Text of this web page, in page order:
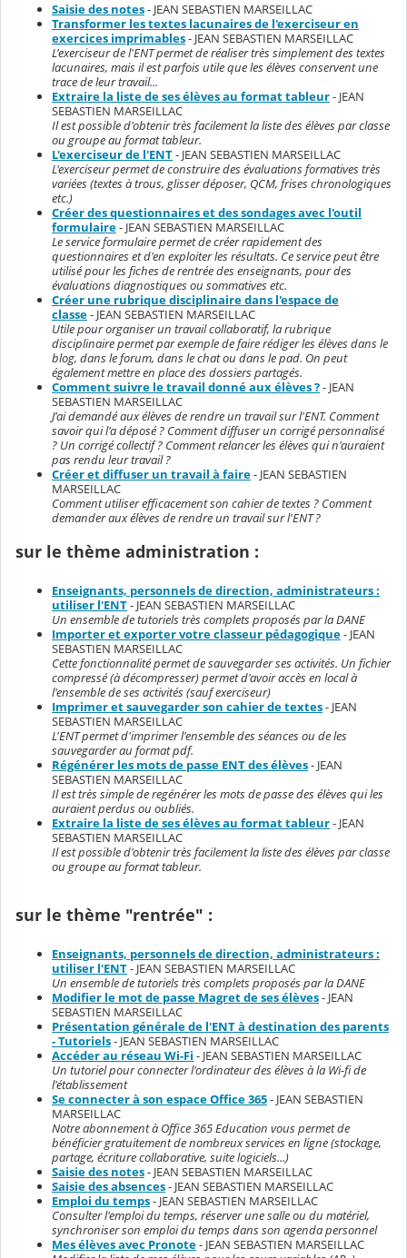
Saisie des notes- JEAN SEBASTIEN MARSEILLAC
Transformer les textes lacunaires de l'exerciseur en
exercices imprimables- JEAN SEBASTIEN MARSEILLAC
L'exerciseur de l'ENT permet de réaliser très simplement des textes
lacunaires, mais il est parfois utile que les élèves conservent une
trace de leur travail...
Extraire la liste de ses élèves au format tableur- JEAN
SEBASTIEN MARSEILLAC
Il est possible d'obtenir très facilement la liste des élèves par classe
ou groupe au format tableur.
L'exerciseur de l'ENT- JEAN SEBASTIEN MARSEILLAC
L'exerciseur permet de construire des évaluations formatives très
variées (textes à trous, glisser déposer, QCM, frises chronologiques
etc.)
Créer des questionnaires et des sondages avec l'outil
formulaire- JEAN SEBASTIEN MARSEILLAC
Le service formulaire permet de créer rapidement des
questionnaires et d'en exploiter les résultats. Ce service peut être
utilisé pour les fiches de rentrée des enseignants, pour des
évaluations diagnostiques ou sommatives etc.
Créer une rubrique disciplinaire dans l'espace de
classe- JEAN SEBASTIEN MARSEILLAC
Utile pour organiser un travail collaboratif, la rubrique
disciplinaire permet par exemple de faire rédiger les élèves dans le
blog, dans le forum, dans le chat ou dans le pad. On peut
également mettre en place des dossiers partagés.
Comment suivre le travail donné aux élèves ?- JEAN
SEBASTIEN MARSEILLAC
J'ai demandé aux élèves de rendre un travail sur l'ENT. Comment
savoir qui l'a déposé ? Comment diffuser un corrigé personnalisé
? Un corrigé collectif ? Comment relancer les élèves qui n'auraient
pas rendu leur travail ?
Créer et diffuser un travail à faire- JEAN SEBASTIEN
MARSEILLAC
Comment utiliser efficacement son cahier de textes ? Comment
demander aux élèves de rendre un travail sur l'ENT ?
sur le thème administration :
Enseignants, personnels de direction, administrateurs :
utiliser l'ENT- JEAN SEBASTIEN MARSEILLAC
Un ensemble de tutoriels très complets proposés par la DANE
Importer et exporter votre classeur pédagogique- JEAN
SEBASTIEN MARSEILLAC
Cette fonctionnalité permet de sauvegarder ses activités. Un fichier
compressé (à décompresser) permet d'avoir accès en local à
l'ensemble de ses activités (sauf exerciseur)
Imprimer et sauvegarder son cahier de textes- JEAN
SEBASTIEN MARSEILLAC
L'ENT permet d'imprimer l'ensemble des séances ou de les
sauvegarder au format pdf.
Régénérer les mots de passe ENT des élèves- JEAN
SEBASTIEN MARSEILLAC
Il est très simple de regénérer les mots de passe des élèves qui les
auraient perdus ou oubliés.
Extraire la liste de ses élèves au format tableur- JEAN
SEBASTIEN MARSEILLAC
Il est possible d'obtenir très facilement la liste des élèves par classe
ou groupe au format tableur.
sur le thème "rentrée" :
Enseignants, personnels de direction, administrateurs :
utiliser l'ENT- JEAN SEBASTIEN MARSEILLAC
Un ensemble de tutoriels très complets proposés par la DANE
Modifier le mot de passe Magret de ses élèves- JEAN
SEBASTIEN MARSEILLAC
Présentation générale de l'ENT à destination des parents
- Tutoriels- JEAN SEBASTIEN MARSEILLAC
Accéder au réseau Wi-Fi - JEAN SEBASTIEN MARSEILLAC
Un tutoriel pour connecter l'ordinateur des élèves à la Wi-fi de
l'établissement
Se connecter à son espace Office 365- JEAN SEBASTIEN
MARSEILLAC
Notre abonnement à Office 365 Education vous permet de
bénéficier gratuitement de nombreux services en ligne (stockage,
partage, écriture collaborative, suite logiciels...)
Saisie des notes- JEAN SEBASTIEN MARSEILLAC
Saisie des absences- JEAN SEBASTIEN MARSEILLAC
Emploi du temps- JEAN SEBASTIEN MARSEILLAC
Consulter l'emploi du temps, réserver une salle ou du matériel,
synchroniser son emploi du temps dans son agenda personnel
Mes élèves avec Pronote- JEAN SEBASTIEN MARSEILLAC